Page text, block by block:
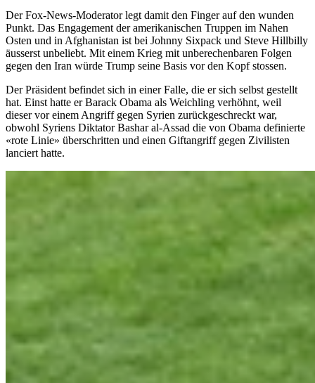
Der Fox-News-Moderator legt damit den Finger auf den wunden
Punkt. Das Engagement der amerikanischen Truppen im Nahen
Osten und in Afghanistan ist bei Johnny Sixpack und Steve Hillbilly
äusserst unbeliebt. Mit einem Krieg mit unberechenbaren Folgen
gegen den Iran würde Trump seine Basis vor den Kopf stossen.
Der Präsident befindet sich in einer Falle, die er sich selbst gestellt
hat. Einst hatte er Barack Obama als Weichling verhöhnt, weil
dieser vor einem Angriff gegen Syrien zurückgeschreckt war,
obwohl Syriens Diktator Bashar al-Assad die von Obama definierte
«rote Linie» überschritten und einen Giftangriff gegen Zivilisten
lanciert hatte.